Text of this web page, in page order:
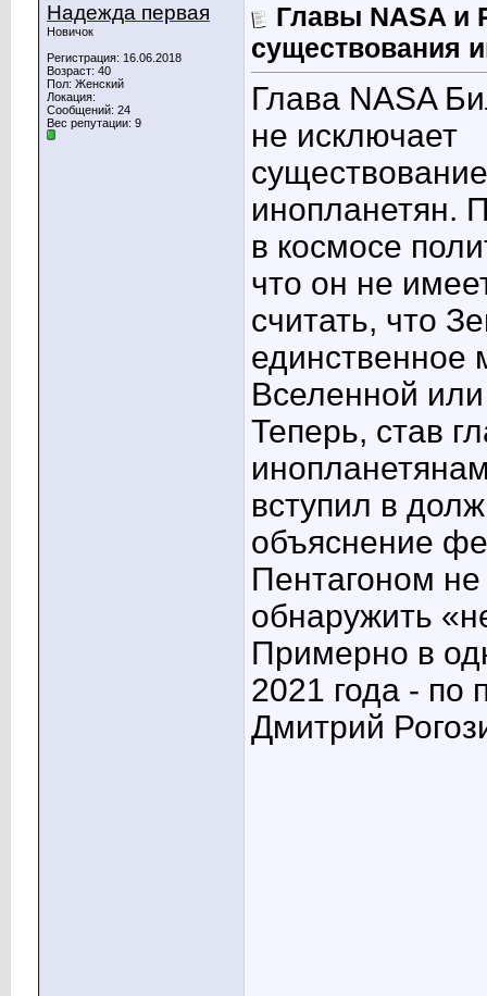
Надежда первая
Новичок
Регистрация: 16.06.2018
Возраст: 40
Пол: Женский
Локация:
Сообщений: 24
Вес репутации: 9
Главы NASA и
существования
Глава NASA
не исключает
существование
инопланетян.
в космосе
что он не
считать, что
единственное
Вселенной
Теперь, став
вступил в
объяснение
Пентагоном не
обнаружить
Примерно в
2021 года - по
Дмитрий